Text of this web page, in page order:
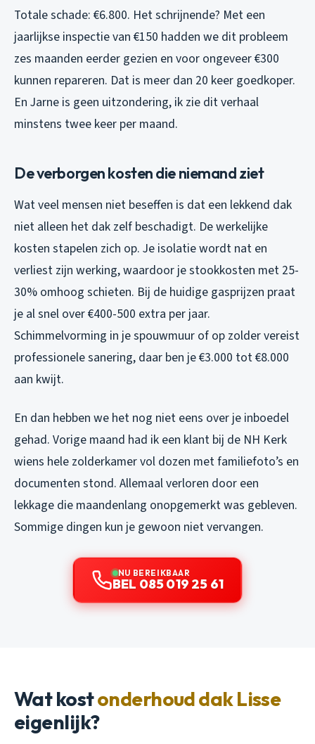
Totale schade: €6.800. Het schrijnende? Met een
jaarlijkse inspectie van €150 hadden we dit probleem
zes maanden eerder gezien en voor ongeveer €300
kunnen repareren. Dat is meer dan 20 keer goedkoper.
En Jarne is geen uitzondering, ik zie dit verhaal
minstens twee keer per maand.
De verborgen kosten die niemand ziet
Wat veel mensen niet beseffen is dat een lekkend dak
niet alleen het dak zelf beschadigt. De werkelijke
kosten stapelen zich op. Je isolatie wordt nat en
verliest zijn werking, waardoor je stookkosten met 25-
30% omhoog schieten. Bij de huidige gasprijzen praat
je al snel over €400-500 extra per jaar.
Schimmelvorming in je spouwmuur of op zolder vereist
professionele sanering, daar ben je €3.000 tot €8.000
aan kwijt.
En dan hebben we het nog niet eens over je inboedel
gehad. Vorige maand had ik een klant bij de NH Kerk
wiens hele zolderkamer vol dozen met familiefoto’s en
documenten stond. Allemaal verloren door een
lekkage die maandenlang onopgemerkt was gebleven.
Sommige dingen kun je gewoon niet vervangen.
NU BEREIKBAAR
BEL 085 019 25 61
Wat kostonderhoud dak Lisse
eigenlijk?